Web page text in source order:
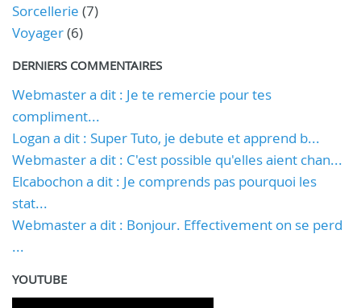
Sorcellerie (7)
Voyager(6)
DERNIERS COMMENTAIRES
Webmaster a dit : Je te remercie pour tes
compliment...
Logan a dit : Super Tuto, je debute et apprend b...
Webmaster a dit : C'est possible qu'elles aient chan...
Elcabochon a dit : Je comprends pas pourquoi les
stat...
Webmaster a dit : Bonjour. Effectivement on se perd
...
YOUTUBE